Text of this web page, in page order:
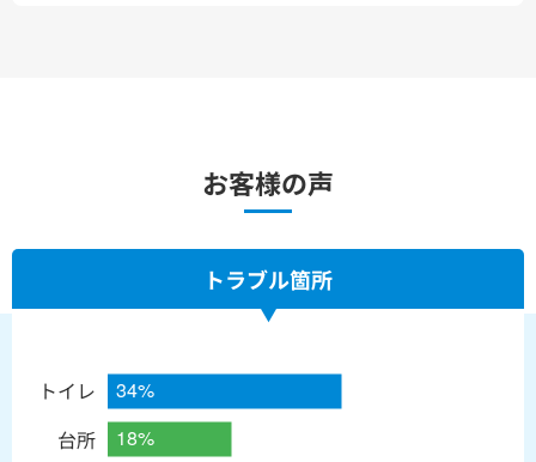
お客様の声
トラブル箇所
トイレ
台所